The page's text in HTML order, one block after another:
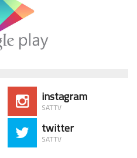
instagram
SATTV
twitter
SATTV